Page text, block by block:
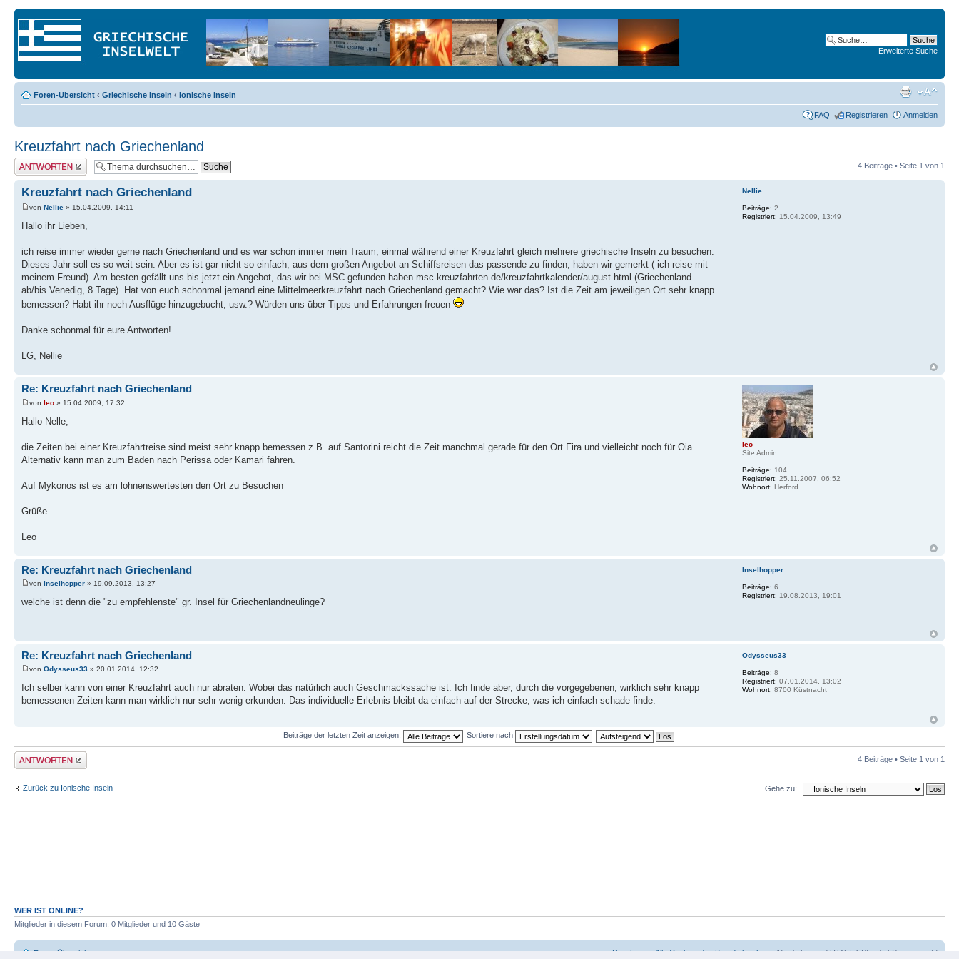
Erweiterte Suche
Foren-Übersicht ‹ Griechische Inseln ‹ Ionische Inseln
FAQ Registrieren Anmelden
Kreuzfahrt nach Griechenland
Antwort erstellen 4 Beiträge • Seite 1 von 1
Kreuzfahrt nach Griechenland
von Nellie » 15.04.2009, 14:11
Hallo ihr Lieben,
ich reise immer wieder gerne nach Griechenland und es war schon immer mein Traum, einmal während einer Kreuzfahrt gleich mehrere griechische Inseln zu besuchen.
Dieses Jahr soll es so weit sein. Aber es ist gar nicht so einfach, aus dem großen Angebot an Schiffsreisen das passende zu finden, haben wir gemerkt ( ich reise mit
meinem Freund). Am besten gefällt uns bis jetzt ein Angebot, das wir bei MSC gefunden haben msc-kreuzfahrten.de/kreuzfahrtkalender/august.html (Griechenland
ab/bis Venedig, 8 Tage). Hat von euch schonmal jemand eine Mittelmeerkreuzfahrt nach Griechenland gemacht? Wie war das? Ist die Zeit am jeweiligen Ort sehr knapp
bemessen? Habt ihr noch Ausflüge hinzugebucht, usw.? Würden uns über Tipps und Erfahrungen freuen
Danke schonmal für eure Antworten!
LG, Nellie
Nellie
Beiträge: 2
Registriert: 15.04.2009, 13:49
Re: Kreuzfahrt nach Griechenland
von leo » 15.04.2009, 17:32
Hallo Nelle,
die Zeiten bei einer Kreuzfahrtreise sind meist sehr knapp bemessen z.B. auf Santorini reicht die Zeit manchmal gerade für den Ort Fira und vielleicht noch für Oia.
Alternativ kann man zum Baden nach Perissa oder Kamari fahren.
Auf Mykonos ist es am lohnenswertesten den Ort zu Besuchen
Grüße
Leo
leo
Site Admin
Beiträge: 104
Registriert: 25.11.2007, 06:52
Wohnort: Herford
Re: Kreuzfahrt nach Griechenland
von Inselhopper » 19.09.2013, 13:27
welche ist denn die "zu empfehlenste" gr. Insel für Griechenlandneulinge?
Inselhopper
Beiträge: 6
Registriert: 19.08.2013, 19:01
Re: Kreuzfahrt nach Griechenland
von Odysseus33 » 20.01.2014, 12:32
Ich selber kann von einer Kreuzfahrt auch nur abraten. Wobei das natürlich auch Geschmackssache ist. Ich finde aber, durch die vorgegebenen, wirklich sehr knapp
bemessenen Zeiten kann man wirklich nur sehr wenig erkunden. Das individuelle Erlebnis bleibt da einfach auf der Strecke, was ich einfach schade finde.
Odysseus33
Beiträge: 8
Registriert: 07.01.2014, 13:02
Wohnort: 8700 Küstnacht
Beiträge der letzten Zeit anzeigen: Sortiere nach
Antwort erstellen 4 Beiträge • Seite 1 von 1
Zurück zu Ionische Inseln Gehe zu:
WER IST ONLINE?
Mitglieder in diesem Forum: 0 Mitglieder und 10 Gäste
Foren-Übersicht Das Team•Alle Cookies des Boards löschen• Alle Zeiten sind UTC + 1 Stunde [ Sommerzeit ]